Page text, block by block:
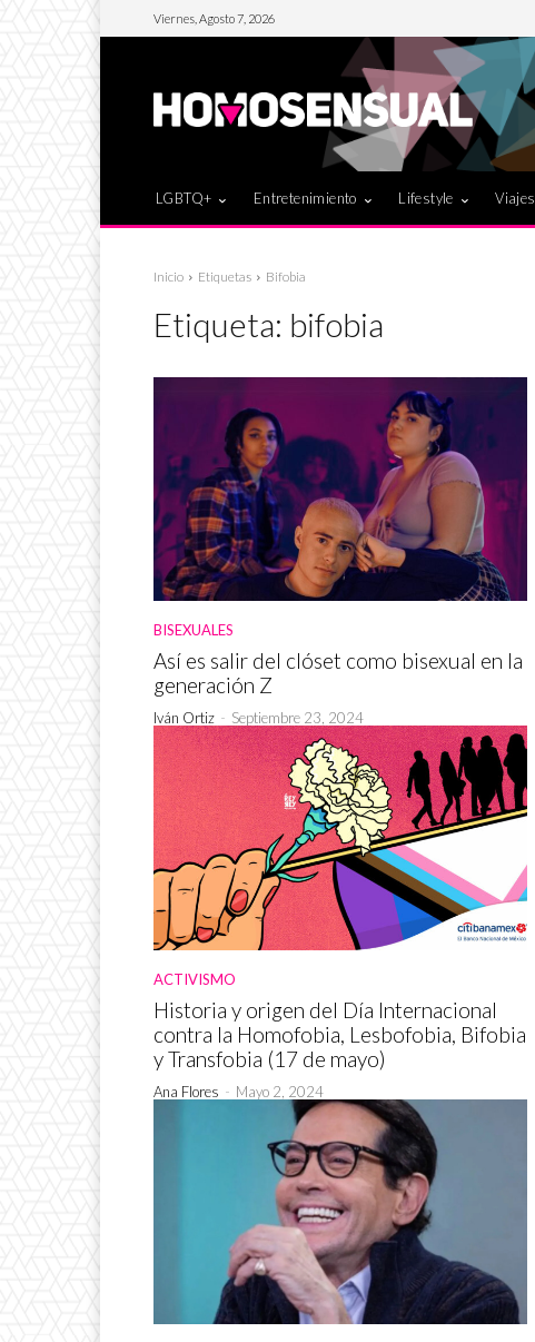
Viernes, Agosto 7, 2026
LGBTQ+ Entretenimiento Lifestyle Viajes
Inicio Etiquetas Bifobia
Etiqueta: bifobia
BISEXUALES
Así es salir del clóset como bisexual en la
generación Z
Iván Ortiz - Septiembre 23, 2024
ACTIVISMO
Historia y origen del Día Internacional
contra la Homofobia, Lesbofobia, Bifobia
y Transfobia (17 de mayo)
Ana Flores - Mayo 2, 2024